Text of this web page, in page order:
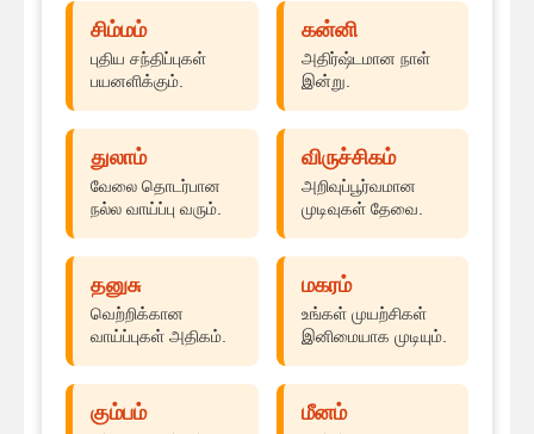
சிம்மம்
புதிய சந்திப்புகள்
பயனளிக்கும்.
கன்னி
அதிர்ஷ்டமான நாள்
இன்று.
துலாம்
வேலை தொடர்பான
நல்ல வாய்ப்பு வரும்.
விருச்சிகம்
அறிவுப்பூர்வமான
முடிவுகள் தேவை.
தனுசு
வெற்றிக்கான
வாய்ப்புகள் அதிகம்.
மகரம்
உங்கள் முயற்சிகள்
இனிமையாக முடியும்.
கும்பம் மீனம்